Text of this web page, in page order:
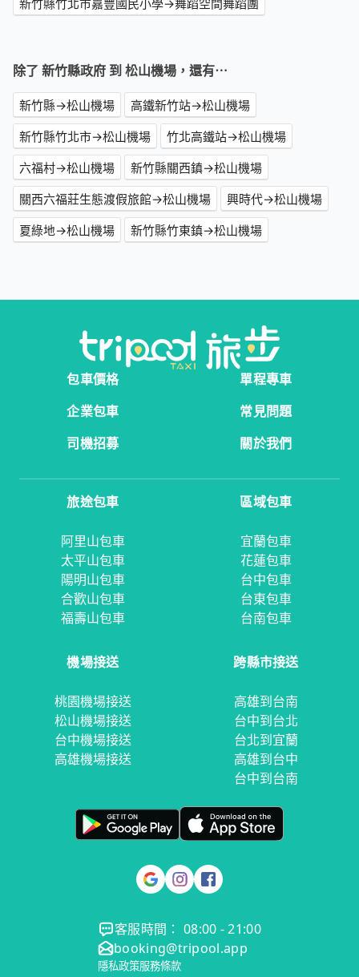
新竹縣竹北市嘉豐國民小學→舞蹈空間舞蹈團
除了 新竹縣政府 到 松山機場，還有⋯
新竹縣→松山機場
高鐵新竹站→松山機場
新竹縣竹北市→松山機場
竹北高鐵站→松山機場
六福村→松山機場
新竹縣關西鎮→松山機場
關西六福莊生態渡假旅館→松山機場
興時代→松山機場
夏綠地→松山機場
新竹縣竹東鎮→松山機場
包車價格
單程專車
企業包車
常見問題
司機招募
關於我們
旅途包車
阿里山包車
太平山包車
陽明山包車
合歡山包車
福壽山包車
區域包車
宜蘭包車
花蓮包車
台中包車
台東包車
台南包車
機場接送
桃園機場接送
松山機場接送
台中機場接送
高雄機場接送
跨縣市接送
高雄到台南
台中到台北
台北到宜蘭
高雄到台中
台中到台南
客服時間： 08:00 - 21:00
booking@tripool.app
隱私政策服務條款